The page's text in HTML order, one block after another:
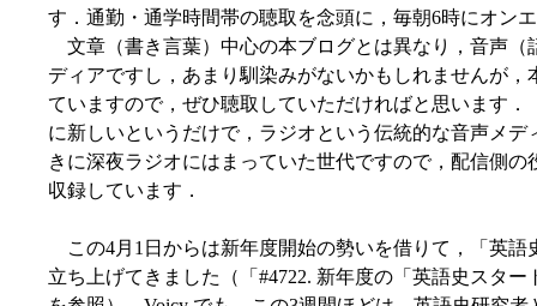
す．通勤・通学時間帯の聴取を念頭に，毎朝6時にオン
文章（書き言葉）中心の本ブログとは異なり，音声（
ディアですし，あまり馴染みがないかもしれませんが
ていますので，ぜひ聴取していただければと思います
に新しいというだけで，ラジオという伝統的な音声メ
きに深夜ラジオにはまっていた世代ですので，配信側
収録しています．
この4月1日からは新年度開始の勢いを借りて，「英語
立ち上げてきました（「#4722. 新年度の「英語史スタ